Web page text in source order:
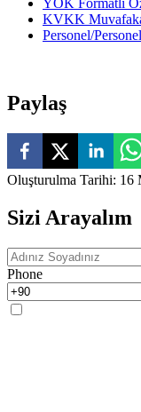
YÖK Formatlı
KVKK
Personel/
Paylaş
Oluşturulma Tarihi: 16
Sizi Arayalım
Phone